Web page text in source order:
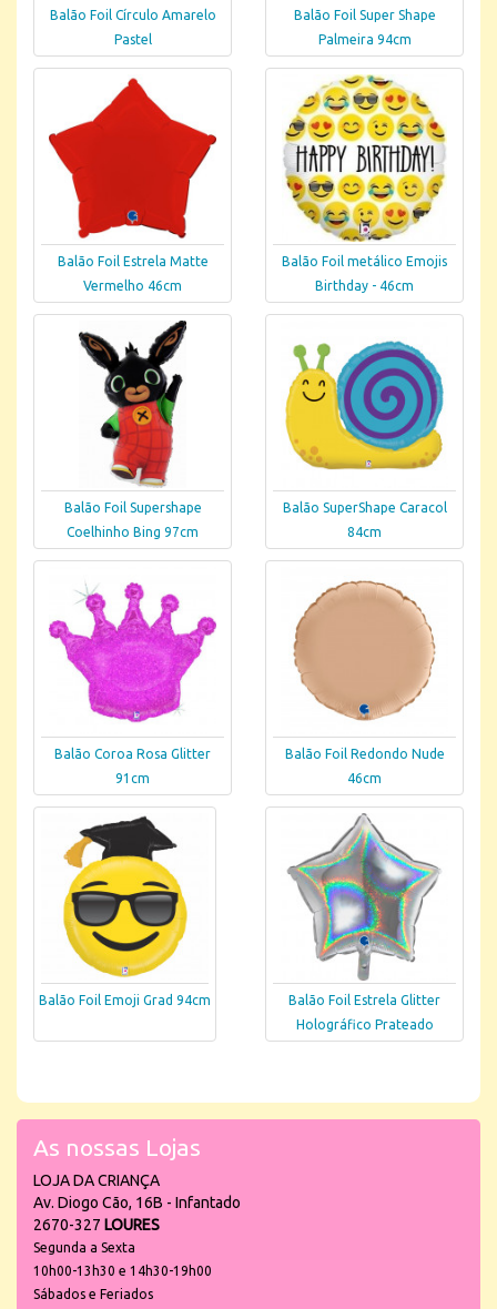
Balão Foil Círculo Amarelo
Pastel
Balão Foil Super Shape
Palmeira 94cm
Balão Foil Estrela Matte
Vermelho 46cm
Balão Foil metálico Emojis
Birthday - 46cm
Balão Foil Supershape
Coelhinho Bing 97cm
Balão SuperShape Caracol
84cm
Balão Coroa Rosa Glitter
91cm
Balão Foil Redondo Nude
46cm
Balão Foil Emoji Grad 94cm
Balão Foil Estrela Glitter
Holográfico Prateado
As nossas Lojas
LOJA DA CRIANÇA
Av. Diogo Cão, 16B - Infantado
2670-327 LOURES
Segunda a Sexta
10h00-13h30 e 14h30-19h00
Sábados e Feriados